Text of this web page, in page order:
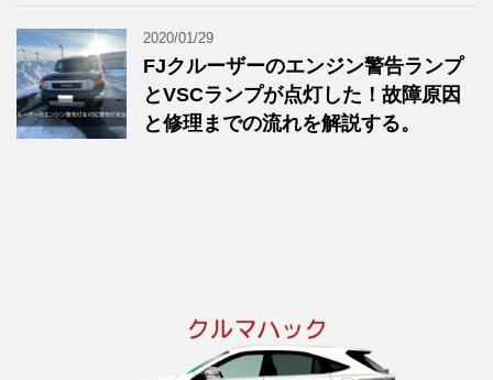
2020/01/29
FJクルーザーのエンジン警告ランプ
とVSCランプが点灯した！故障原因
と修理までの流れを解説する。